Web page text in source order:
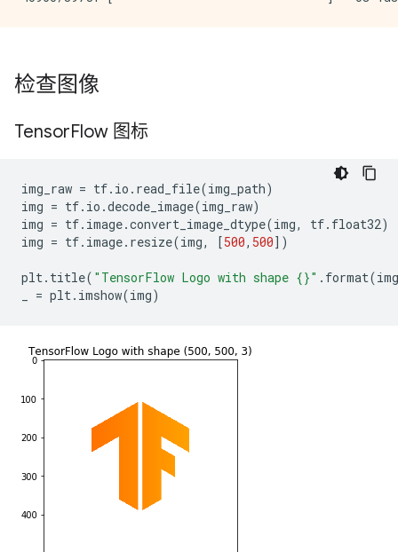
检查图像
TensorFlow 图标
img_raw = tf. io . read_file(img_path)
img = tf. io .decode_image(img_raw)
img = tf. image.convert_image_dtype(img, tf. float32)
img = tf. image. resize(img, [500, 500])
plt. title( "TensorFlow Logo with shape {}" . format(img
= plt. imshow(img)